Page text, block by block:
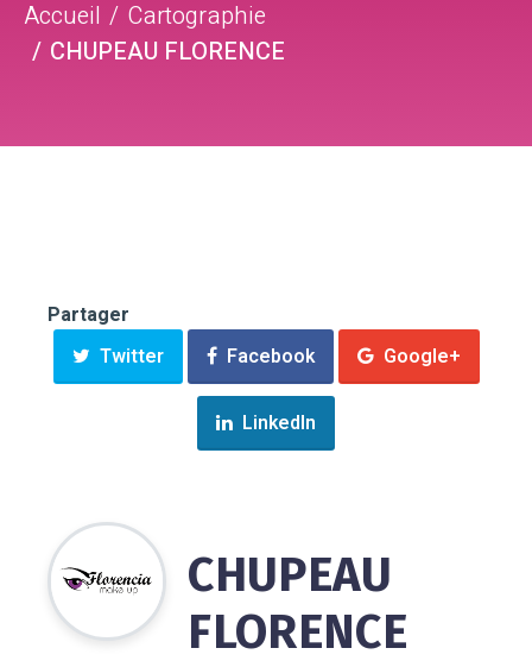
Accueil
Cartographie
CHUPEAU FLORENCE
Partager
Twitter
Facebook Google+
LinkedIn
CHUPEAU
FLORENCE